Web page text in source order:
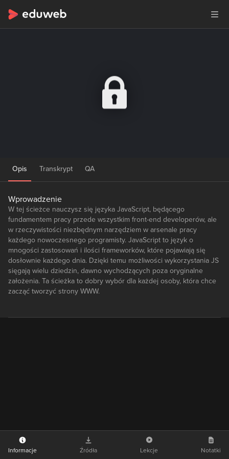
Opis Transkrypt QA
Wprowadzenie
W tej ścieżce nauczysz się języka JavaScript, będącego
fundamentem pracy przede wszystkim front-end developerów, ale
w rzeczywistości niezbędnym narzędziem w arsenale pracy
każdego nowoczesnego programisty. JavaScript to język o
mnogości zastosowań i ilości frameworków, które pojawiają się
dosłownie każdego dnia. Dzięki temu możliwości wykorzystania JS
sięgają wielu dziedzin, dawno wychodzących poza oryginalne
założenia. Ta ścieżka to dobry wybór dla każdej osoby, która chce
zacząć tworzyć strony WWW.
Informacje Źródła Lekcje Notatki